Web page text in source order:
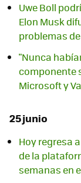
Uwe Boll
Elon Musk
problemas
"Nunca
componente
Microsoft y
25 junio
Hoy regresa
de la
semanas en